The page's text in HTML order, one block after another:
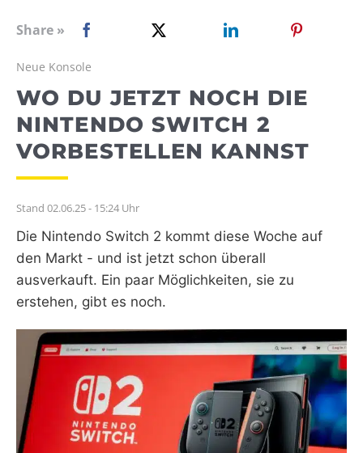
WEBRADIO
Share »
Neue Konsole
WO DU JETZT NOCH DIE
NINTENDO SWITCH 2
VORBESTELLEN KANNST
Stand 02.06.25 - 15:24 Uhr
Die Nintendo Switch 2 kommt diese Woche auf
den Markt - und ist jetzt schon überall
ausverkauft. Ein paar Möglichkeiten, sie zu
erstehen, gibt es noch.